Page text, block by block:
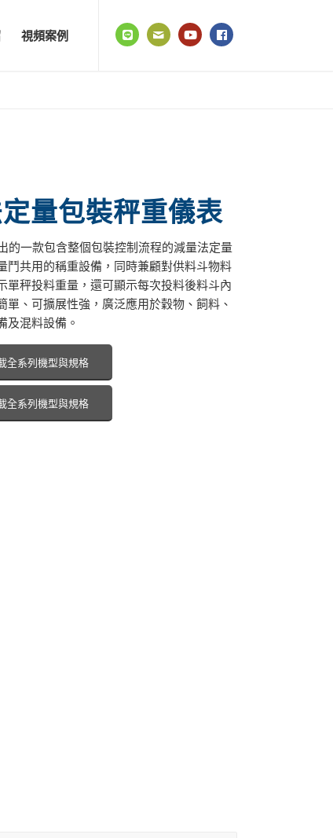
視頻案例
量包裝秤重儀表
的一款包含整個包裝控制流程的減量法定量
鬥共用的稱重設備，同時兼顧對供料斗物料
單秤投料重量，還可顯示每次投料後料斗內
、可擴展性強，廣泛應用於穀物、飼料、
及混料設備。
全系列機型與規格
全系列機型與規格